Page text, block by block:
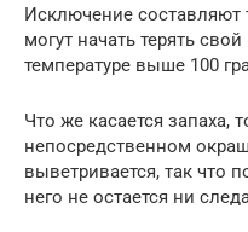
Исключение составляют
могут начать терять
температуре выше 100
Что же касается запаха,
непосредственном
выветривается, так что
него не остается ни